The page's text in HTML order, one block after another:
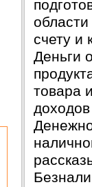
счету и
Деньги
товара